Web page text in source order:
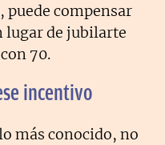
puede compensar
lugar de jubilarte
70.
incentivo
más conocido, no